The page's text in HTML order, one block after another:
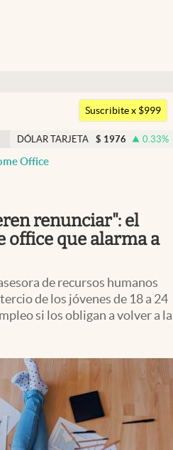
Argentina
Uruguay
Suscribite x $999
$ 1976 0.33 % DÓLAR
Office
renunciar": el
office que alarma a
de recursos humanos
de los jóvenes de 18 a 24
si los obligan a volver a la